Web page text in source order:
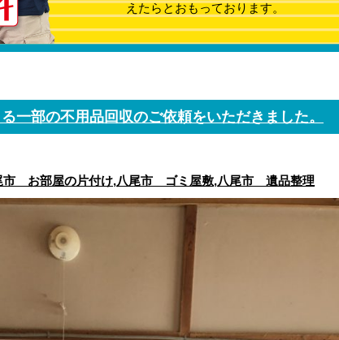
えたらとおもっております。
一部の不用品回収のご依頼をいただきました。
市 お部屋の片付け,八尾市 ゴミ屋敷,八尾市 遺品整理